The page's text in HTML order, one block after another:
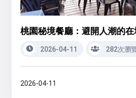
桃園秘境餐廳：避開人潮的
2026-04-11 282次瀏
2026-04-11